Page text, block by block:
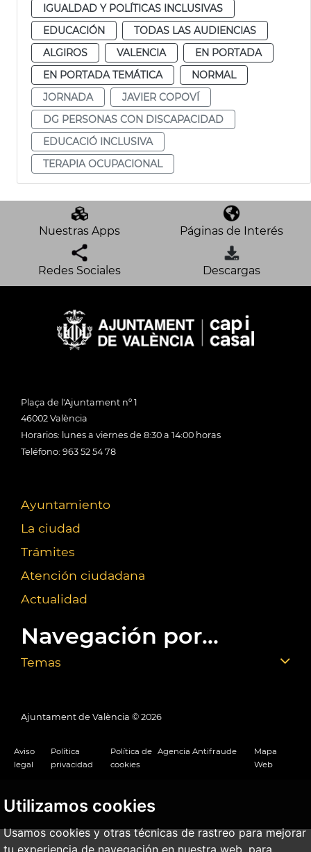
Utilizamos cookies
Usamos cookies y otras técnicas de rastreo para mejorar
tu experiencia de navegación en nuestra web, para
IGUALDAD Y POLÍTICAS INCLUSIVAS
EDUCACIÓN
TODAS LAS AUDIENCIAS
ALGIROS
VALENCIA
EN PORTADA
EN PORTADA TEMÁTICA
NORMAL
JORNADA
JAVIER COPOVÍ
DG PERSONAS CON DISCAPACIDAD
EDUCACIÓ INCLUSIVA
TERAPIA OCUPACIONAL
Nuestras Apps Páginas de Interés
Redes Sociales Descargas
Plaça de l'Ajuntament nº 1
46002 València
Horarios: lunes a viernes de 8:30 a 14:00 horas
Teléfono: 963 52 54 78
Ayuntamiento
La ciudad
Trámites
Atención ciudadana
Actualidad
Navegación por...
Temas
Ajuntament de València © 2026
Aviso
legal
Política
privacidad
Política de
cookies
Agencia Antifraude
Mapa
Web